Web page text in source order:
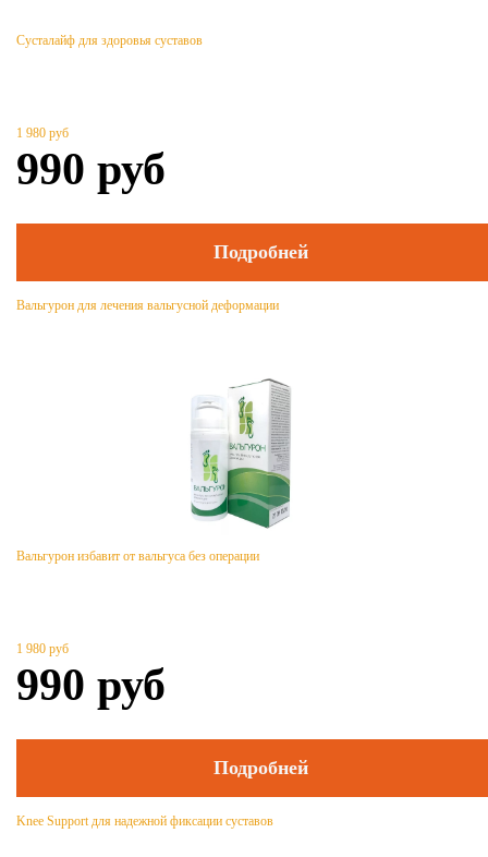
Сусталайф для здоровья суставов
1 980 руб
990 руб
Подробней
Вальгурон для лечения вальгусной деформации
Вальгурон избавит от вальгуса без операции
1 980 руб
990 руб
Подробней
Knee Support для надежной фиксации суставов